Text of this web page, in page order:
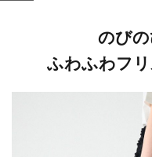
のび
ふわふわフ